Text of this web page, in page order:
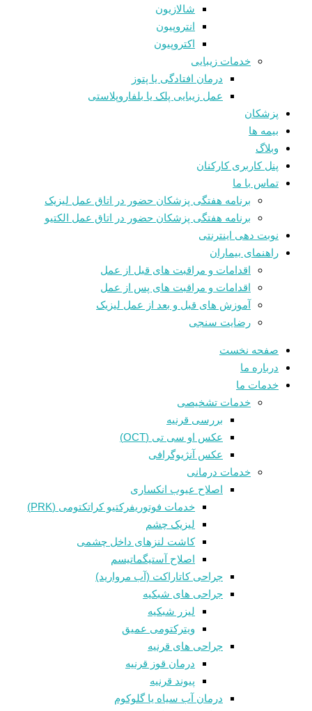
شالازيون
انتروپیون
اکتروپیون
خدمات زیبایی
درمان افتادگی یا پتوز
عمل زیبایی پلک یا بلفاروپلاستی
پزشکان
بیمه ها
وبلاگ
پنل کاربری کارکنان
تماس با ما
برنامه هفتگی پزشکان حضور در اتاق عمل لیزیک
برنامه هفتگی پزشکان حضور در اتاق عمل الکتیو
نوبت دهی اینترنتی
راهنمای بیماران
اقدامات و مراقبت های قبل از عمل
اقدامات و مراقبت های پس از عمل
آموزش های قبل و بعد از عمل لیزیک
رضایت سنجی
صفحه نخست
درباره ما
خدمات ما
خدمات تشخیصی
بررسی قرنیه
عکس او سی تی (OCT)
عکس آنژیوگرافی
خدمات درمانی
اصلاح عیوب انکساری
خدمات فوتوريفرکتيو کراتکتومی (PRK)
لیزیک چشم
کاشت لنزهای داخل چشمی
اصلاح آستیگماتیسم
جراحی کاتاراکت (آب مروارید)
جراحی های شبکیه
لیزر شبکیه
ویترکتومی عمیق
جراحی های قرنیه
درمان قوز قرنيه
پیوند قرنیه
درمان آب سیاه یا گلوکوم